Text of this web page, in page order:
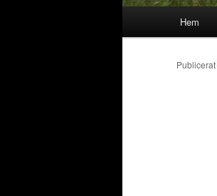
Hem
Publicerat